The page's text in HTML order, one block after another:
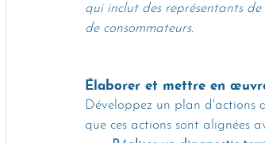
qui inclut des représentants
de consommateurs.
Élaborer et mettre en
Développez un plan d'actions
que ces actions sont alignées